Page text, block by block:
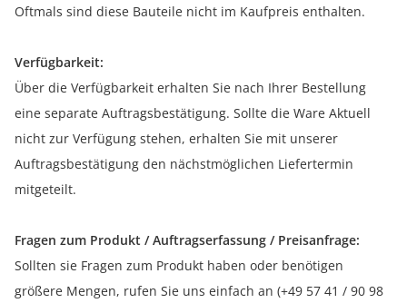
Oftmals sind diese Bauteile nicht im Kaufpreis enthalten.
Verfügbarkeit:
Über die Verfügbarkeit erhalten Sie nach Ihrer Bestellung
eine separate Auftragsbestätigung. Sollte die Ware Aktuell
nicht zur Verfügung stehen, erhalten Sie mit unserer
Auftragsbestätigung den nächstmöglichen Liefertermin
mitgeteilt.
Fragen zum Produkt / Auftragserfassung / Preisanfrage:
Sollten sie Fragen zum Produkt haben oder benötigen
größere Mengen, rufen Sie uns einfach an (+49 57 41 / 90 98